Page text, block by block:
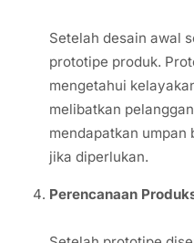
Setelah desain awal
prototipe produk.
mengetahui
melibatkan
mendapatkan umpan
jika diperlukan.
Perencanaan